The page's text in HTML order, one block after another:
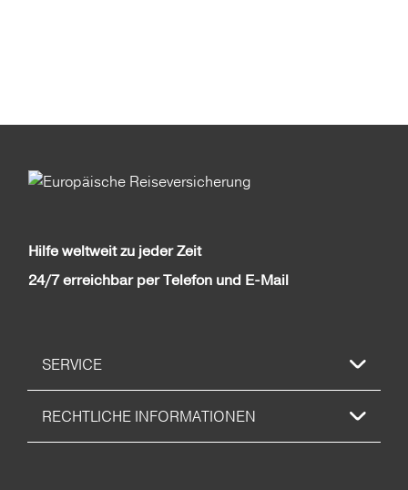
Hilfe weltweit zu jeder Zeit
24/7 erreichbar per Telefon und E-Mail
SERVICE
RECHTLICHE INFORMATIONEN